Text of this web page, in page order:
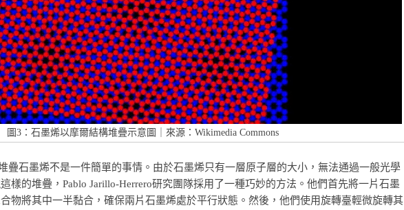
圖3：石墨烯以摩爾結構堆疊示意圖｜來源：Wikimedia Commons
疊石墨烯不是一件簡單的事情。由於石墨烯只有一層原子層的大小，無法通過一般光學
樣的堆疊，Pablo Jarillo-Herrero研究團隊採用了一種巧妙的方法。他們首先將一片石墨
物將其中一半黏合，確保兩片石墨烯處於平行狀態。然後，他們使用旋轉臺輕微旋轉其